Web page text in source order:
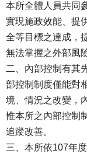
本所全體人員共同
實現施政效能、提
全等目標之達成，
無法掌握之外部風
二、內部控制有其
部控制制度僅能對
境、情況之改變，
惟本所之內部控制
追蹤改善。
三、本所依107年